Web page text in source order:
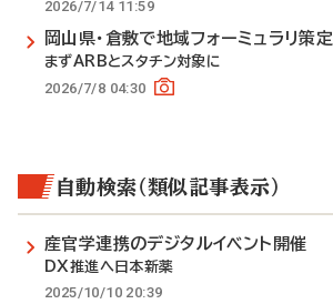
2026/7/14 11:59
岡山県・倉敷で地域フォーミュラリ策定
まずARBとスタチン対象に
2026/7/8 04:30
自動検索（類似記事表示）
産官学連携のデジタルイベント開催
DX推進へ日本新薬
2025/10/10 20:39